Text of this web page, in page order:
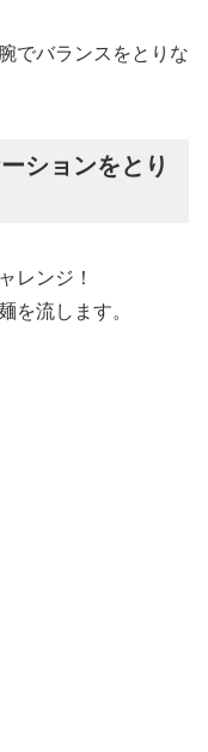
でバランスをとりな
ションをとり
レンジ！
を流します。